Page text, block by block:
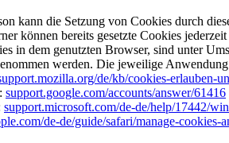
kann die Setzung von Cookies durch
können bereits gesetzte Cookies
in dem genutzten Browser, sind unter
werden. Die jeweilige
de/kb/cookies-erlauben-
support.google.com/accounts/answer/61416
support.microsoft.com/de-de/help/17442/
de-de/guide/safari/manage-cookies-